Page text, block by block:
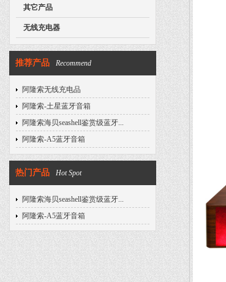
其它产品
无线充电器
推荐产品 Recommend
阿隆索无线充电品
阿隆索-土星蓝牙音箱
阿隆索海贝seashell鉴赏级蓝牙...
阿隆索-A5蓝牙音箱
热门产品 Hot Spot
阿隆索海贝seashell鉴赏级蓝牙...
阿隆索-A5蓝牙音箱